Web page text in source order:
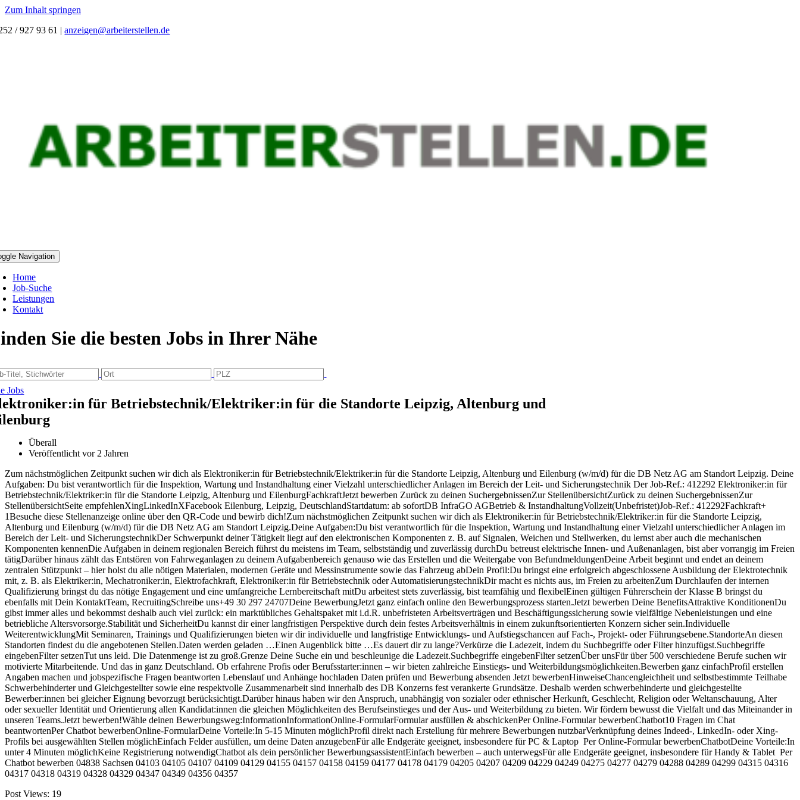
Zum Inhalt springen
/ 927 93 61 |anzeigen@arbeiterstellen.de
Navigation
Home
Job-Suche
Leistungen
Kontakt
Sie die besten Jobs in Ihrer Nähe
Jobs
für Betriebstechnik/Elektriker:in für die Standorte Leipzig, Altenburg und
Überall
Veröffentlicht vor 2 Jahren
Zum nächstmöglichen Zeitpunkt suchen wir dich als Elektroniker:in für Betriebstechnik/Elektriker:in für die Standorte Leipzig, Altenburg und Eilenburg (w/m/d) für die DB Netz AG am Standort Leipzig. Deine
Aufgaben: Du bist verantwortlich für die Inspektion, Wartung und Instandhaltung einer Vielzahl unterschiedlicher Anlagen im Bereich der Leit- und Sicherungstechnik Der Job-Ref.: 412292 Elektroniker:in für
Betriebstechnik/Elektriker:in für die Standorte Leipzig, Altenburg und EilenburgFachkraftJetzt bewerben Zurück zu deinen SuchergebnissenZur StellenübersichtZurück zu deinen SuchergebnissenZur
StellenübersichtSeite empfehlenXingLinkedInXFacebook Eilenburg, Leipzig, DeutschlandStartdatum: ab sofortDB InfraGO AGBetrieb & InstandhaltungVollzeit(Unbefristet)Job-Ref.: 412292Fachkraft+
1Besuche diese Stellenanzeige online über den QR-Code und bewirb dich!Zum nächstmöglichen Zeitpunkt suchen wir dich als Elektroniker:in für Betriebstechnik/Elektriker:in für die Standorte Leipzig,
Altenburg und Eilenburg (w/m/d) für die DB Netz AG am Standort Leipzig.Deine Aufgaben:Du bist verantwortlich für die Inspektion, Wartung und Instandhaltung einer Vielzahl unterschiedlicher Anlagen im
Bereich der Leit- und SicherungstechnikDer Schwerpunkt deiner Tätigkeit liegt auf den elektronischen Komponenten z. B. auf Signalen, Weichen und Stellwerken, du lernst aber auch die mechanischen
Komponenten kennenDie Aufgaben in deinem regionalen Bereich führst du meistens im Team, selbstständig und zuverlässig durchDu betreust elektrische Innen- und Außenanlagen, bist aber vorrangig im Freien
tätigDarüber hinaus zählt das Entstören von Fahrweganlagen zu deinem Aufgabenbereich genauso wie das Erstellen und die Weitergabe von BefundmeldungenDeine Arbeit beginnt und endet an deinem
zentralen Stützpunkt – hier holst du alle nötigen Materialen, modernen Geräte und Messinstrumente sowie das Fahrzeug abDein Profil:Du bringst eine erfolgreich abgeschlossene Ausbildung der Elektrotechnik
mit, z. B. als Elektriker:in, Mechatroniker:in, Elektrofachkraft, Elektroniker:in für Betriebstechnik oder AutomatisierungstechnikDir macht es nichts aus, im Freien zu arbeitenZum Durchlaufen der internen
Qualifizierung bringst du das nötige Engagement und eine umfangreiche Lernbereitschaft mitDu arbeitest stets zuverlässig, bist teamfähig und flexibelEinen gültigen Führerschein der Klasse B bringst du
ebenfalls mit Dein KontaktTeam, RecruitingSchreibe uns+49 30 297 24707Deine BewerbungJetzt ganz einfach online den Bewerbungsprozess starten.Jetzt bewerben Deine BenefitsAttraktive KonditionenDu
gibst immer alles und bekommst deshalb auch viel zurück: ein marktübliches Gehaltspaket mit i.d.R. unbefristeten Arbeitsverträgen und Beschäftigungssicherung sowie vielfältige Nebenleistungen und eine
betriebliche Altersvorsorge.Stabilität und SicherheitDu kannst dir einer langfristigen Perspektive durch dein festes Arbeitsverhältnis in einem zukunftsorientierten Konzern sicher sein.Individuelle
WeiterentwicklungMit Seminaren, Trainings und Qualifizierungen bieten wir dir individuelle und langfristige Entwicklungs- und Aufstiegschancen auf Fach-, Projekt- oder Führungsebene.StandorteAn diesen
Standorten findest du die angebotenen Stellen.Daten werden geladen …Einen Augenblick bitte …Es dauert dir zu lange?Verkürze die Ladezeit, indem du Suchbegriffe oder Filter hinzufügst.Suchbegriffe
eingebenFilter setzenTut uns leid. Die Datenmenge ist zu groß.Grenze Deine Suche ein und beschleunige die Ladezeit.Suchbegriffe eingebenFilter setzenÜber unsFür über 500 verschiedene Berufe suchen wir
motivierte Mitarbeitende. Und das in ganz Deutschland. Ob erfahrene Profis oder Berufsstarter:innen – wir bieten zahlreiche Einstiegs- und Weiterbildungsmöglichkeiten.Bewerben ganz einfachProfil erstellen
Angaben machen und jobspezifische Fragen beantworten Lebenslauf und Anhänge hochladen Daten prüfen und Bewerbung absenden Jetzt bewerbenHinweiseChancengleichheit und selbstbestimmte Teilhabe
Schwerbehinderter und Gleichgestellter sowie eine respektvolle Zusammenarbeit sind innerhalb des DB Konzerns fest verankerte Grundsätze. Deshalb werden schwerbehinderte und gleichgestellte
Bewerber:innen bei gleicher Eignung bevorzugt berücksichtigt.Darüber hinaus haben wir den Anspruch, unabhängig von sozialer oder ethnischer Herkunft, Geschlecht, Religion oder Weltanschauung, Alter
oder sexueller Identität und Orientierung allen Kandidat:innen die gleichen Möglichkeiten des Berufseinstieges und der Aus- und Weiterbildung zu bieten. Wir fördern bewusst die Vielfalt und das Miteinander in
unseren Teams.Jetzt bewerben!Wähle deinen Bewerbungsweg:InformationInformationOnline-FormularFormular ausfüllen & abschickenPer Online-Formular bewerbenChatbot10 Fragen im Chat
beantwortenPer Chatbot bewerbenOnline-FormularDeine Vorteile:In 5-15 Minuten möglichProfil direkt nach Erstellung für mehrere Bewerbungen nutzbarVerknüpfung deines Indeed-, LinkedIn- oder Xing-
Profils bei ausgewählten Stellen möglichEinfach Felder ausfüllen, um deine Daten anzugebenFür alle Endgeräte geeignet, insbesondere für PC & Laptop Per Online-Formular bewerbenChatbotDeine Vorteile:In
unter 4 Minuten möglichKeine Registrierung notwendigChatbot als dein persönlicher BewerbungsassistentEinfach bewerben – auch unterwegsFür alle Endgeräte geeignet, insbesondere für Handy & Tablet Per
Chatbot bewerben 04838 Sachsen 04103 04105 04107 04109 04129 04155 04157 04158 04159 04177 04178 04179 04205 04207 04209 04229 04249 04275 04277 04279 04288 04289 04299 04315 04316
04317 04318 04319 04328 04329 04347 04349 04356 04357
Post Views: 19